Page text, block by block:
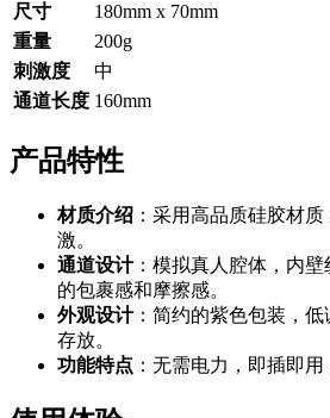
尺寸
180mm x 70mm
重量
200g
刺激度
中
通道长度 160mm
产品特性
材质介绍 ：采用高品质硅胶材
激。
通道设计：模拟真人腔体，内
的包裹感和摩擦感。
外观设计：简约的紫色包装，
存放。
功能特点 ：无需电力，即插即用